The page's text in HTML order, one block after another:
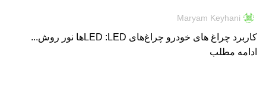
Maryam Keyhani
کاربرد چراغ‌ های خودرو چراغ‌های LED :LEDها نور روش...
ادامه مطلب